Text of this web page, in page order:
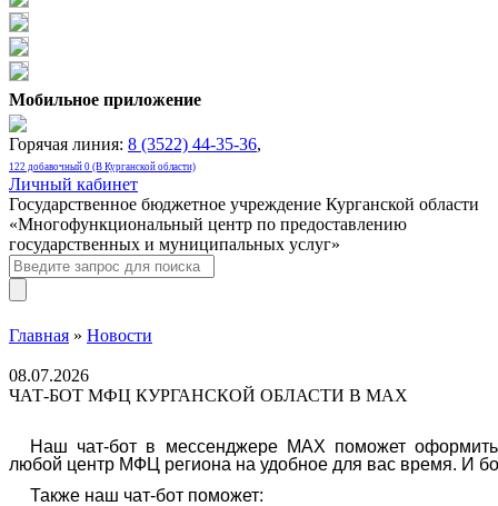
Мобильное приложение
Горячая линия: 8 (3522) 44-35-36,
122 добавочный 0 (В Курганской области)
Личный кабинет
Государственное бюджетное учреждение Курганской области
«Многофункциональный центр по предоставлению
государственных и муниципальных услуг»
Главная » Новости
08.07.2026
ЧАТ-БОТ МФЦ КУРГАНСКОЙ ОБЛАСТИ В МАХ
Наш чат-бот в мессенджере МАХ поможет оформить
любой центр МФЦ региона на удобное для вас время. И
Также наш чат-бот поможет: